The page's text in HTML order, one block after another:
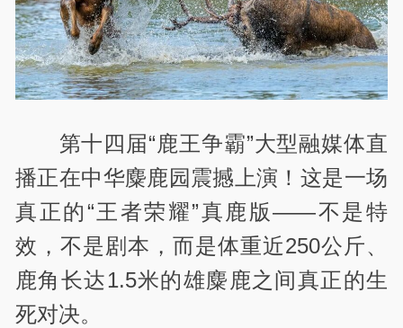
第十四届“鹿王争霸”大型融媒体直
播正在中华麋鹿园震撼上演！这是一场
真正的“王者荣耀”真鹿版——不是特
效，不是剧本，而是体重近250公斤、
鹿角长达1.5米的雄麋鹿之间真正的生
死对决。